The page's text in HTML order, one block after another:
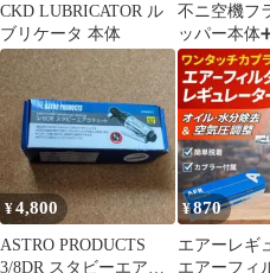
CKD LUBRICATOR ル
ブリケータ 本体
不ニ空機フ
ッパー本体
付き
¥4,800
ASTRO PRODUCTS
3/8DR スタビーエアラ
¥870
エアーレギ
エアーフィ